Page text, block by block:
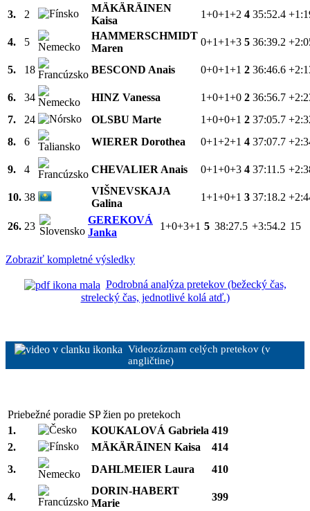
3. 2
MÄKÄRÄINEN
Kaisa
1+0+1+2 4 35:52.4
4. 5
HAMMERSCHMIDT
Maren
0+1+1+3 5 36:39.2
5. 18 BESCOND Anais 0+0+1+1 2 36:46.6
6. 34 HINZ Vanessa 1+0+1+0 2 36:56.7
7.
24 OLSBU Marte 1+0+0+1 2 37:05.7
8.
6 WIERER Dorothea 0+1+2+1 4 37:07.7
9. 4 CHEVALIER Anais 0+1+0+3 4 37:11.5
10. 38
VIŠNEVSKAJA
Galina
1+1+0+1 3 37:18.2
26. 23
GEREKOVÁ
Janka
1+0+3+1 5 38:27.5 +3:54.2 15
Zobraziť kompletné výsledky
Podrobná analýza pretekov (bežecký čas,
strelecký čas, jednotlivé kolá atď.)
Videozáznam celých pretekov (v
angličtine)
Priebežné poradie SP žien po pretekoch
1.
KOUKALOVÁ Gabriela 419
2.
MÄKÄRÄINEN Kaisa
414
3.
DAHLMEIER Laura 410
4.
DORIN-HABERT
Marie
399